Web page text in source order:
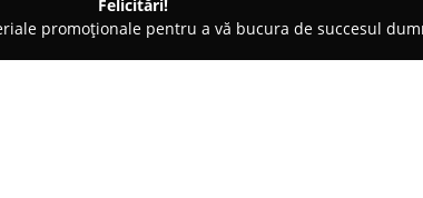
Felicitări!
promoționale pentru a vă bucura de succesul